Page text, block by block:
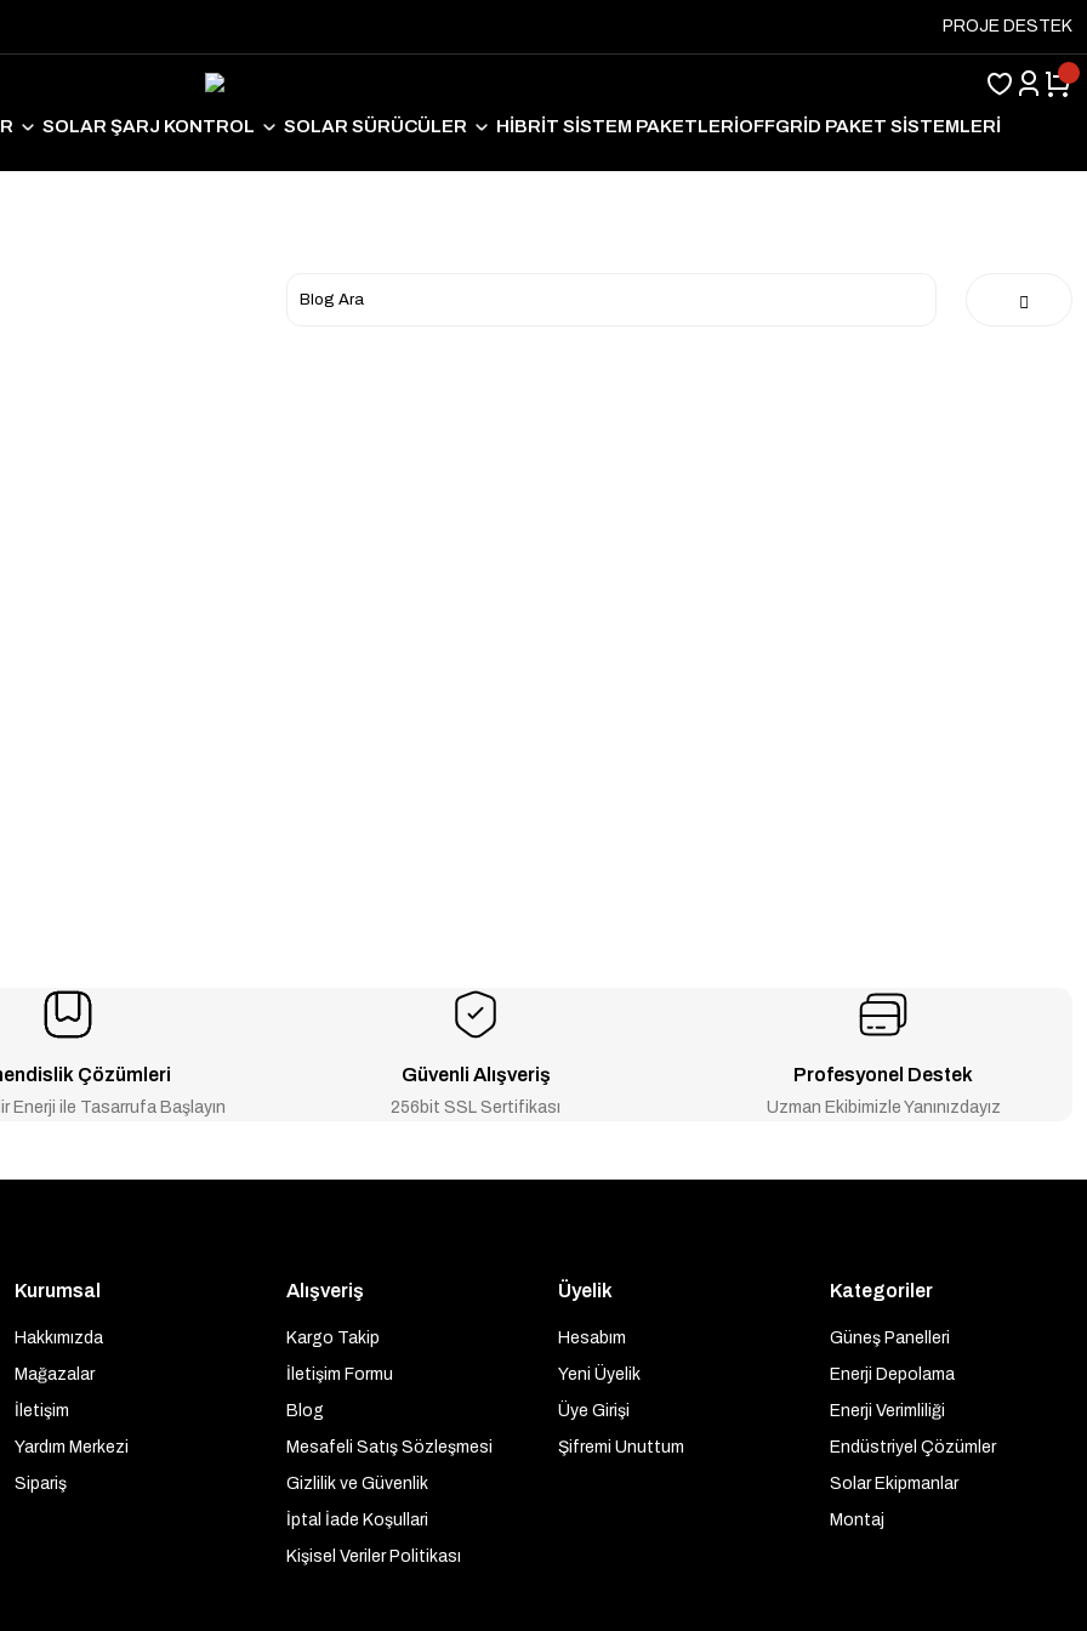
PROJE DESTEK
SOLAR ŞARJ KONTROL SOLAR SÜRÜCÜLER HİBRİT SİSTEM PAKETLERİOFFGRİD PAKET SİSTEMLERİ
Çözümleri
Enerji ile Tasarrufa Başlayın
Güvenli Alışveriş
256bit SSL Sertifikası
Profesyonel Destek
Uzman Ekibimizle Yanınızdayız
Kurumsal
Hakkımızda
Mağazalar
İletişim
Yardım Merkezi
Sipariş
Alışveriş
Kargo Takip
İletişim Formu
Blog
Mesafeli Satış Sözleşmesi
Gizlilik ve Güvenlik
İptal İade Koşullari
Kişisel Veriler Politikası
Üyelik
Hesabım
Yeni Üyelik
Üye Girişi
Şifremi Unuttum
Kategoriler
Güneş Panelleri
Enerji Depolama
Enerji Verimliliği
Endüstriyel Çözümler
Solar Ekipmanlar
Montaj